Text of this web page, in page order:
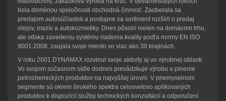
bola doménou spoločnosti obchodná činnosť. Zaoberala sa
predajom autosúčiastok a postupne sa sortiment rozšíril o predaj
olejov, mazív a autokozmetiky. Dnes pôsobí nielen na domácom trhu,
ale vďaka zavedeniu systému riadenia kvality podľa normy EN ISO
9001:2008, zaujala svoje miesto vo viac ako 30 krajinách.
V roku 2001 DYNAMAX rozvinul svoje aktivity aj vo výrobnej oblasti.
Vo svojom súčasnom sídle dodnes prevádzkuje výrobu a plnenie
petrochemických produktov na najvyššej úrovni. V priemyselnom
segmente sú okrem širokého spektra celosvetovo aplikovaných
produktov k dispozícií služby technických konzultácií a odporučení